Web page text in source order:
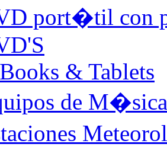
port�til con
& Tablets
de M�sica